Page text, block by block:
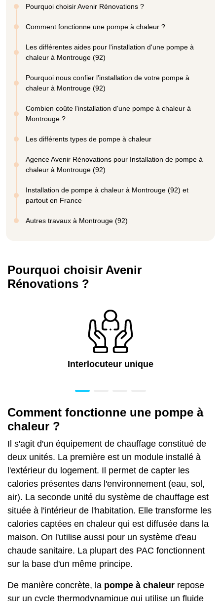
Pourquoi choisir Avenir Rénovations ?
Comment fonctionne une pompe à chaleur ?
Les différentes aides pour l'installation d'une pompe à
chaleur à Montrouge (92)
Pourquoi nous confier l'installation de votre pompe à
chaleur à Montrouge (92)
Combien coûte l'installation d'une pompe à chaleur à
Montrouge ?
Les différents types de pompe à chaleur
Agence Avenir Rénovations pour Installation de pompe à
chaleur à Montrouge (92)
Installation de pompe à chaleur à Montrouge (92) et
partout en France
Autres travaux à Montrouge (92)
Pourquoi choisir Avenir
Rénovations ?
Interlocuteur unique
Comment fonctionne une pompe à
chaleur ?
Il s'agit d'un équipement de chauffage constitué de
deux unités. La première est un module installé à
l'extérieur du logement. Il permet de capter les
calories présentes dans l'environnement (eau, sol,
air). La seconde unité du système de chauffage est
située à l'intérieur de l'habitation. Elle transforme les
calories captées en chaleur qui est diffusée dans la
maison. On l'utilise aussi pour un système d'eau
chaude sanitaire. La plupart des PAC fonctionnent
sur la base d'un même principe.
De manière concrète, la pompe à chaleur repose
sur un cycle thermodynamique qui utilise un fluide